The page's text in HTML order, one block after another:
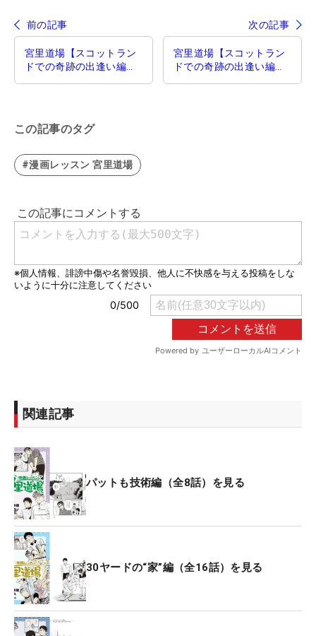
前の記事 次の記事
宮里道場【スコットラン
ドでの奇跡の出逢い編】
宮里道場【スコットラン
ドでの奇跡の出逢い編】
この記事のタグ
#漫画レッスン 宮里道場
関連記事
パットも技術編（全8話）を見る
30ヤードの“家”編（全16話）を見る